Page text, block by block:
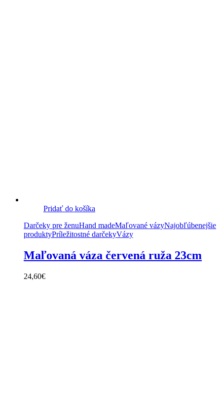
Pridať do košíka
Darčeky pre ženuHand madeMaľované vázyNajobľúbenejšie
produktyPríležitostné darčekyVázy
Maľovaná váza červená ruža 23cm
24,60€